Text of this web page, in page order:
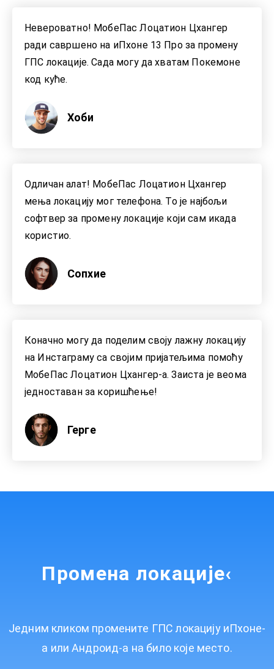
Невероватно! МобеПас Лоцатион Цхангер
ради савршено на иПхоне 13 Про за промену
ГПС локације. Сада могу да хватам Покемоне
код куће.
Хоби
Одличан алат! МобеПас Лоцатион Цхангер
мења локацију мог телефона. То је најбољи
софтвер за промену локације који сам икада
користио.
Сопхие
Коначно могу да поделим своју лажну локацију
на Инстаграму са својим пријатељима помоћу
МобеПас Лоцатион Цхангер-а. Заиста је веома
једноставан за коришћење!
Герге
Промена локације‹
Једним кликом промените ГПС локацију иПхоне-
а или Андроид-а на било које место.